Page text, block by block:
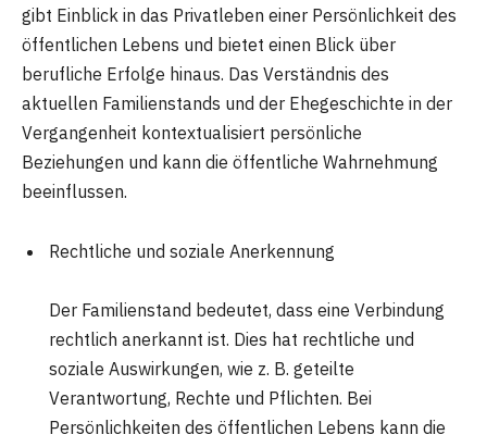
gibt Einblick in das Privatleben einer Persönlichkeit des
öffentlichen Lebens und bietet einen Blick über
berufliche Erfolge hinaus. Das Verständnis des
aktuellen Familienstands und der Ehegeschichte in der
Vergangenheit kontextualisiert persönliche
Beziehungen und kann die öffentliche Wahrnehmung
beeinflussen.
Rechtliche und soziale Anerkennung
Der Familienstand bedeutet, dass eine Verbindung
rechtlich anerkannt ist. Dies hat rechtliche und
soziale Auswirkungen, wie z. B. geteilte
Verantwortung, Rechte und Pflichten. Bei
Persönlichkeiten des öffentlichen Lebens kann die